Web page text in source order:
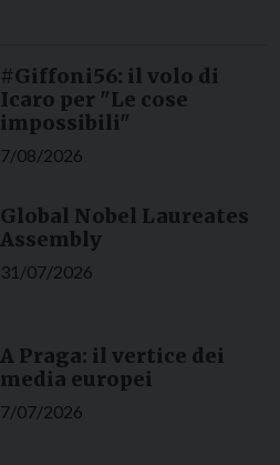
#Giffoni56: il volo di
Icaro per "Le cose
impossibili"
7/08/2026
Global Nobel Laureates
Assembly
31/07/2026
A Praga: il vertice dei
media europei
7/07/2026